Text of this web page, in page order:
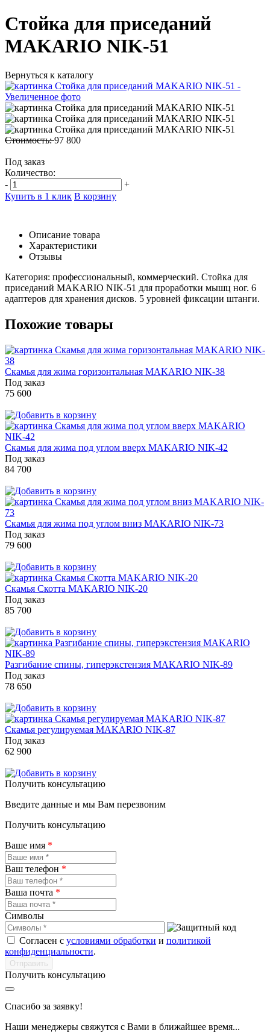
Стойка для приседаний
MAKARIO NIK-51
Вернуться к каталогу
Стоимость:97 800
Под заказ
Количество:
-
+
Купить в 1 клик В корзину
Описание товара
Характеристики
Отзывы
Категория: профессиональный, коммерческий. Стойка для
приседаний MAKARIO NIK-51 для проработки мышц ног. 6
адаптеров для хранения дисков. 5 уровней фиксации штанги.
Похожие товары
Скамья для жима горизонтальная MAKARIO NIK-38
Под заказ
75 600
Скамья для жима под углом вверх MAKARIO NIK-42
Под заказ
84 700
Скамья для жима под углом вниз MAKARIO NIK-73
Под заказ
79 600
Скамья Скотта MAKARIO NIK-20
Под заказ
85 700
Разгибание спины, гиперэкстензия MAKARIO NIK-89
Под заказ
78 650
Скамья регулируемая MAKARIO NIK-87
Под заказ
62 900
Получить консультацию
Введите данные и мы Вам перезвоним
Получить консультацию
Ваше имя *
Ваш телефон *
Ваша почта *
Символы
Согласен с условиями обработки и политикой
конфиденциальности.
Получить консультацию
Спасибо за заявку!
Наши менеджеры свяжутся с Вами в ближайшее время...